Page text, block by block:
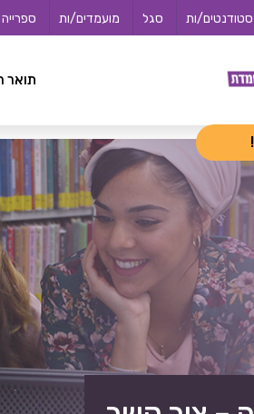
סטודנטים/ות סגל מועמדים/ות ספרייה
תואר